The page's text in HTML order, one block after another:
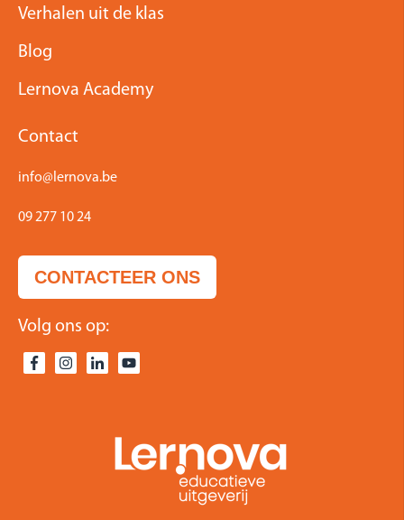
Verhalen uit de klas
Blog
Lernova Academy
Contact
info@lernova.be
09 277 10 24
CONTACTEER ONS
Volg ons op: